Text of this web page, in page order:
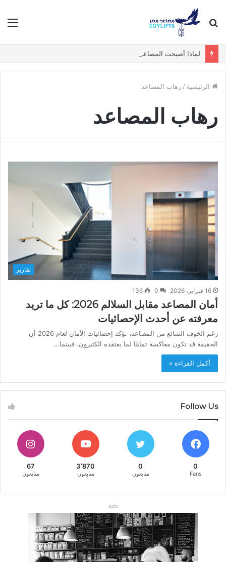
بحث
الرئيسية / رهاب المصاعد
رهاب المصاعد
تقارير
16 فبراير، 2026 0
136
أمان المصاعد مقابل السلالم 2026: كل ما تريد
معرفته عن أحدث الإحصائيات
رغم الخوف الشائع من المصاعد، تؤكد إحصائيات الأمان لعام 2026 أن
الحقيقة قد تكون معاكسة تمامًا لما يعتقده الكثيرون. فبينما…
أكمل القراءة »
Follow Us
0
Fans
0
متابعون
3٬870
متابعون
67
متابعون
ads